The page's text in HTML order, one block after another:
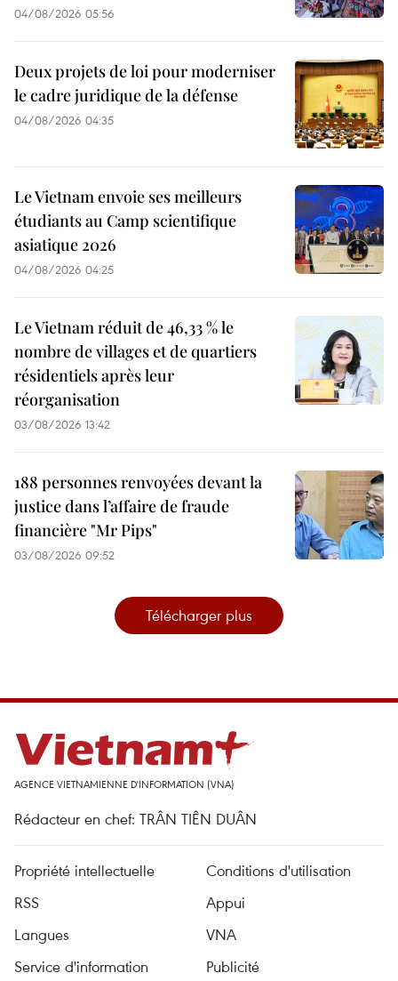
04/08/2026 05:56
Deux projets de loi pour moderniser
le cadre juridique de la défense
04/08/2026 04:35
Le Vietnam envoie ses meilleurs
étudiants au Camp scientifique
asiatique 2026
04/08/2026 04:25
Le Vietnam réduit de 46,33 % le
nombre de villages et de quartiers
résidentiels après leur
réorganisation
03/08/2026 13:42
188 personnes renvoyées devant la
justice dans l’affaire de fraude
financière "Mr Pips"
03/08/2026 09:52
Télécharger plus
AGENCE VIETNAMIENNE D'INFORMATION (VNA)
Rédacteur en chef: TRÂN TIÊN DUÂN
Propriété intellectuelle
Conditions d'utilisation
RSS
Appui
Langues
VNA
Service d'information
Publicité